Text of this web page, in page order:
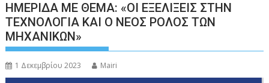
ΗΜΕΡΙΔΑ ΜΕ ΘΕΜΑ: «ΟΙ ΕΞΕΛΙΞΕΙΣ ΣΤΗΝ
ΤΕΧΝΟΛΟΓΙΑ ΚΑΙ Ο ΝΕΟΣ ΡΟΛΟΣ ΤΩΝ
ΜΗΧΑΝΙΚΩΝ»
1 Δεκεμβρίου 2023 Mairi